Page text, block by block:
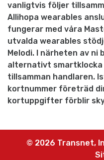
vanligtvis följer
Allihopa wearables
fungerar med våra
utvalda wearables
Melodi. I närheten av ni
alternativt
tillsamman handlaren.
kortnummer företräd
kortuppgifter förblir
© 2026 Transnet,